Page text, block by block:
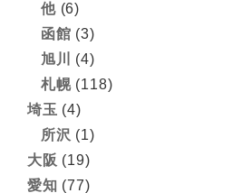
他(6)
函館 (3)
旭川
(4)
札幌(118)
埼玉 (4)
所沢 (1)
大阪 (19)
愛知 (77)